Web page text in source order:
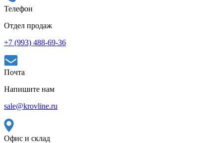
Телефон
Отдел продаж
+7 (993) 488-69-36
Почта
Напишите нам
sale@krovline.ru
Офис и склад